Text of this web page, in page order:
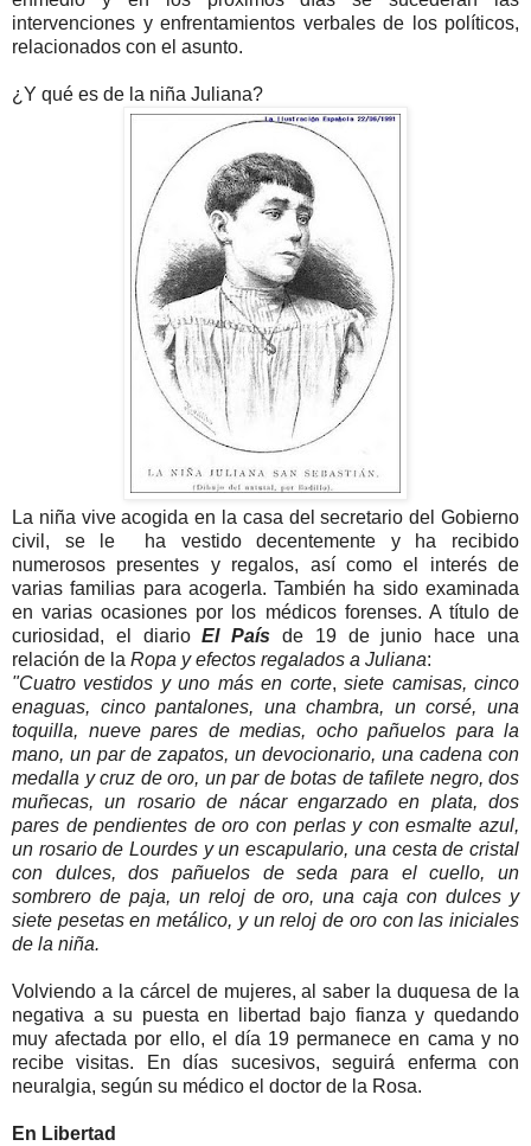
intervenciones y enfrentamientos verbales de los políticos,
relacionados con el asunto.
¿Y qué es de la niña Juliana?
La niña vive acogida en la casa del secretario del Gobierno
civil, se le ha vestido decentemente y ha recibido
numerosos presentes y regalos, así como el interés de
varias familias para acogerla. También ha sido examinada
en varias ocasiones por los médicos forenses. A título de
curiosidad, el diarioEl País de 19 de junio hace una
relación de la Ropa y efectos regalados a Juliana:
"Cuatro vestidos y uno más en corte, siete camisas, cinco
enaguas, cinco pantalones, una chambra, un corsé, una
toquilla, nueve pares de medias, ocho pañuelos para la
mano, un par de zapatos, un devocionario, una cadena con
medalla y cruz de oro, un par de botas de tafilete negro, dos
muñecas, un rosario de nácar engarzado en plata, dos
pares de pendientes de oro con perlas y con esmalte azul,
un rosario de Lourdes y un escapulario, una cesta de cristal
con dulces, dos pañuelos de seda para el cuello, un
sombrero de paja, un reloj de oro, una caja con dulces y
siete pesetas en metálico, y un reloj de oro con las iniciales
de la niña.
Volviendo a la cárcel de mujeres, al saber la duquesa de la
negativa a su puesta en libertad bajo fianza y quedando
muy afectada por ello, el día 19 permanece en cama y no
recibe visitas. En días sucesivos, seguirá enferma con
neuralgia, según su médico el doctor de la Rosa.
En Libertad